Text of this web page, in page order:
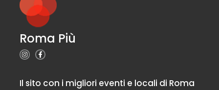
Roma Più
Il sito con i migliori eventi e locali di Roma